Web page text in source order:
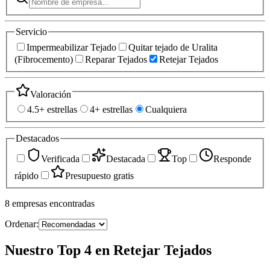
Servicio
Impermeabilizar Tejado
Quitar tejado de Uralita
(Fibrocemento)
Reparar Tejados Retejar Tejados
Valoración
4.5+ estrellas
4+ estrellas Cualquiera
Destacados
Verificada
Destacada Top
Responde
rápido
Presupuesto gratis
8 empresas encontradas
Ordenar:
Nuestro Top 4 en Retejar Tejados